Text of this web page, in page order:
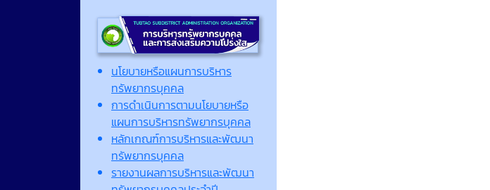
นโยบายหรือแผนการบริหาร
ทรัพยากรบุคคล
การดำเนินการตามนโยบายหรือ
แผนการบริหารทรัพยากรบุคคล
หลักเกณฑ์การบริหารและพัฒนา
ทรัพยากรบุคคล
รายงานผลการบริหารและพัฒนา